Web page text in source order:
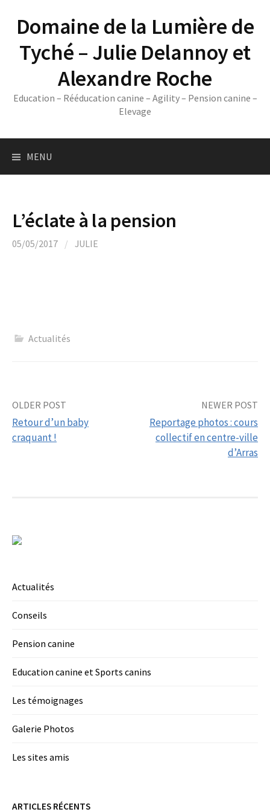
contentDomaine de la Lumière de
Tyché – Julie Delannoy et
Alexandre Roche
Education – Rééducation canine – Agility – Pension canine –
Elevage
MENU
L’éclate à la pension
05/05/2017 / JULIE
Actualités
Post
navigation
OLDER POST
Retour d’un baby
craquant !
NEWER POST
Reportage photos : cours
collectif en centre-ville
d’Arras
Actualités
Conseils
Pension canine
Education canine et Sports canins
Les témoignages
Galerie Photos
Les sites amis
ARTICLES RÉCENTS